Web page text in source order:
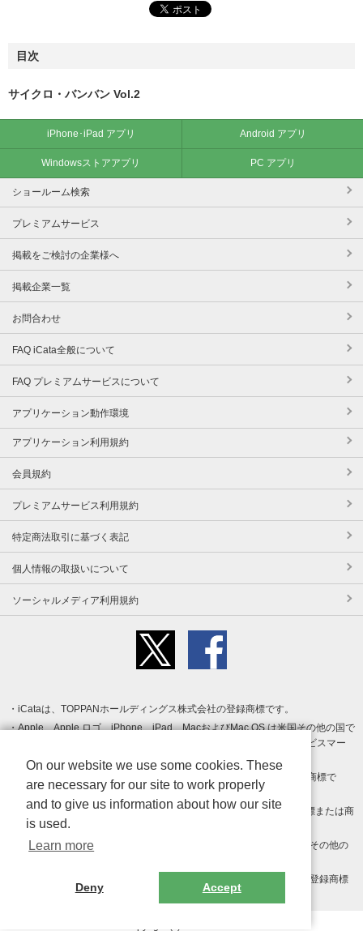
目次
サイクロ・バンバン Vol.2
iPhone･iPad アプリ Android アプリ
Windowsストアアプリ PC アプリ
ショールーム検索
プレミアムサービス
掲載をご検討の企業様へ
掲載企業一覧
お問合わせ
FAQ iCata全般について
FAQ プレミアムサービスについて
アプリケーション動作環境
アプリケーション利用規約
会員規約
プレミアムサービス利用規約
特定商法取引に基づく表記
個人情報の取扱いについて
ソーシャルメディア利用規約
iCataは、TOPPANホールディングス株式会社の登録商標です。
Apple、Apple ロゴ、iPhone、iPad、MacおよびMac OS は米国その他の国で
登録された Apple Inc. の商標です。App Store は Apple Inc. のサービスマー
クです。
Android、Google Play および Google Play ロゴ は Google LLC の商標で
す。
Windows は Microsoft Inc.の米国およびその他の国における登録商標または商
標です。
Adobe、Adobe Reader、Adobe PDF は、Adobe Inc.の米国およびその他の
その他、記載されている会社名、商品名、ロゴは各社の商標または登録商標
On our website we use some cookies. These
are necessary for our site to work properly
and to give us information about how our site
is used.
Learn more
Deny Accept